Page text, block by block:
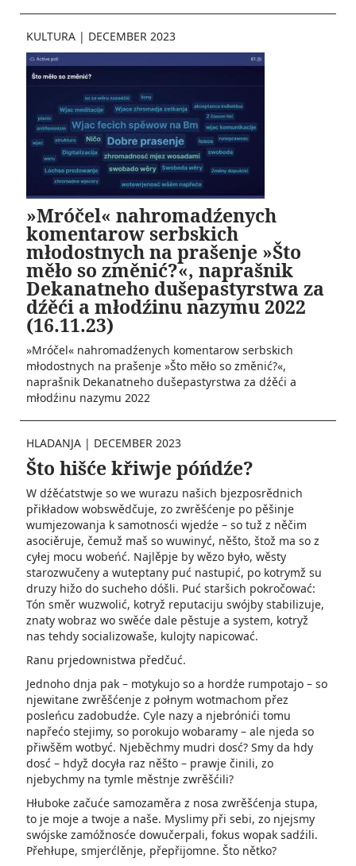
KULTURA | DECEMBER 2023
»Mróčel« nahromadźenych
komentarow serbskich
młodostnych na prašenje »Što
měło so změnić?«, naprašnik
Dekanatneho dušepastyrstwa za
dźěći a młodźinu nazymu 2022
(16.11.23)
»Mróčel« nahromadźenych komentarow serbskich
młodostnych na prašenje »Što měło so změnić?«,
naprašnik Dekanatneho dušepastyrstwa za dźěći a
młodźinu nazymu 2022
HLADANJA | DECEMBER 2023
Što hišće křiwje póńdźe?
W dźěćatstwje so we wurazu našich bjezposrědnich
přikładow wobswědčuje, zo zwrěšćenje po pěšinje
wumjezowanja k samotnosći wjedźe – so tuž z něčim
asociěruje, čemuž maš so wuwinyć, něšto, štož ma so z
cyłej mocu wobeńć. Najlěpje by wězo było, wěsty
starozwučeny a wuteptany puć nastupić, po kotrymž su
druzy hižo do sucheho dóšli. Puć staršich pokročować:
Tón směr wuzwolić, kotryž reputaciju swójby stabilizuje,
znaty wobraz wo swěće dale pěstuje a system, kotryž
nas tehdy socializowaše, kulojty napicować.
Ranu prjedownistwa předčuć.
Jednoho dnja pak – motykujo so a hordźe rumpotajo – so
njewitane zwrěšćenje z połnym wotmachom přez
posleńcu zadobudźe. Cyle nazy a njebrónići tomu
napřećo stejimy, so porokujo wobaramy – ale njeda so
přiwšěm wotbyć. Njeběchmy mudri dosć? Smy da hdy
dosć – hdyž docyła raz něšto – prawje činili, zo
njebychmy na tymle městnje zwrěšćili?
Hłuboke začuće samozaměra z nosa zwrěšćenja stupa,
to je moje a twoje a naše. Myslimy při sebi, zo njejsmy
swójske zamóžnosće dowučerpali, fokus wopak sadźili.
Přehłupe, smjerćlěnje, přepřijomne. Što nětko?